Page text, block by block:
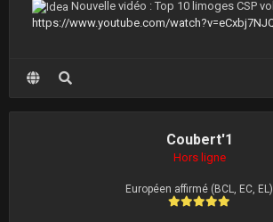
Nouvelle vidéo : Top 10 limoges CSP
https://www.youtube.com/
Coubert'1
Hors ligne
Européen affirmé (BCL, EC, EL)